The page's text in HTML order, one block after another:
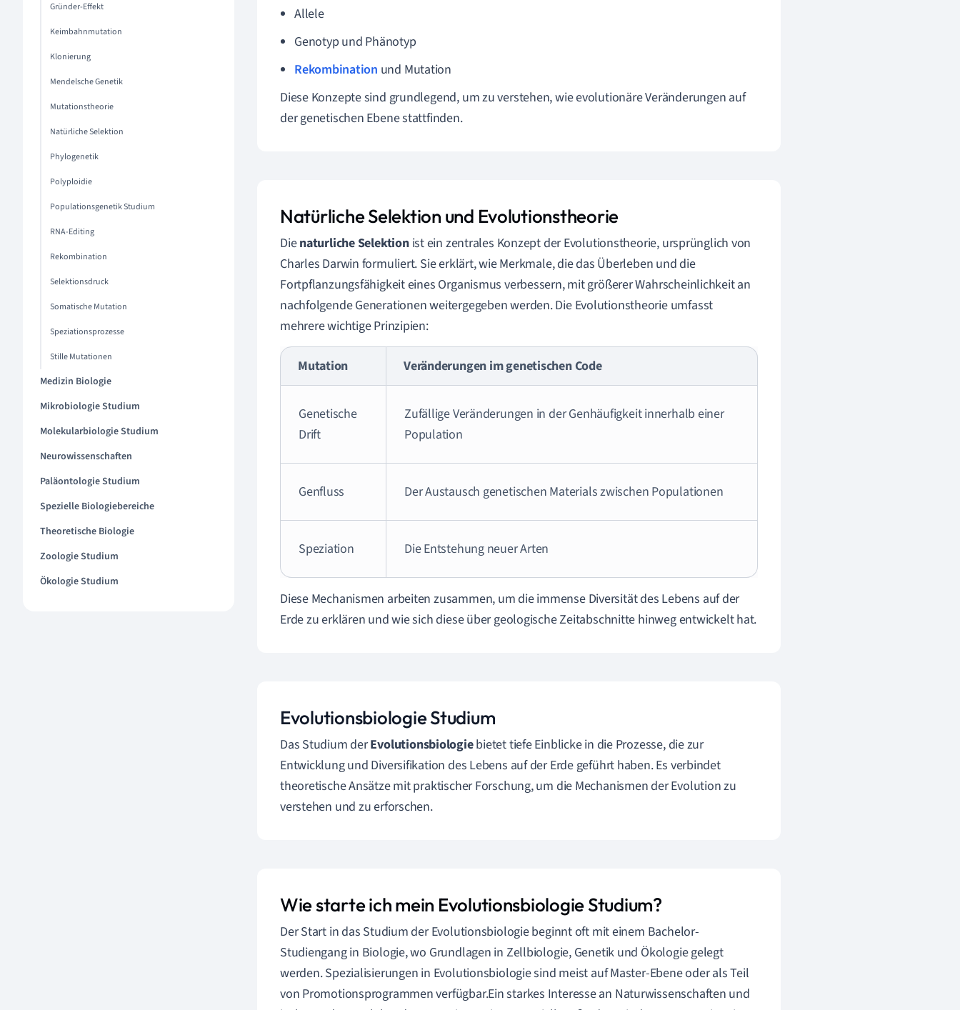
Gründer-Effekt
Keimbahnmutation
Klonierung
Mendelsche Genetik
Mutationstheorie
Natürliche Selektion
Phylogenetik
Polyploidie
Populationsgenetik Studium
RNA-Editing
Rekombination
Selektionsdruck
Somatische Mutation
Speziationsprozesse
Stille Mutationen
Medizin Biologie
Mikrobiologie Studium
Molekularbiologie Studium
Neurowissenschaften
Paläontologie Studium
Spezielle Biologiebereiche
Theoretische Biologie
Zoologie Studium
Ökologie Studium
Allele
Genotyp und Phänotyp
Rekombination und Mutation
Diese Konzepte sind grundlegend, um zu verstehen, wie evolutionäre Veränderungen auf
der genetischen Ebene stattfinden.
Natürliche Selektion und Evolutionstheorie
Dienaturliche Selektionist ein zentrales Konzept der Evolutionstheorie, ursprünglich von
Charles Darwin formuliert. Sie erklärt, wie Merkmale, die das Überleben und die
Fortpflanzungsfähigkeit eines Organismus verbessern, mit größerer Wahrscheinlichkeit an
nachfolgende Generationen weitergegeben werden. Die Evolutionstheorie umfasst
mehrere wichtige Prinzipien:
Mutation Veränderungen im genetischen Code
Genetische
Drift
Zufällige Veränderungen in der Genhäufigkeit innerhalb einer
Population
Genfluss Der Austausch genetischen Materials zwischen Populationen
Speziation Die Entstehung neuer Arten
Diese Mechanismen arbeiten zusammen, um die immense Diversität des Lebens auf der
Erde zu erklären und wie sich diese über geologische Zeitabschnitte hinweg entwickelt hat.
Evolutionsbiologie Studium
Das Studium derEvolutionsbiologiebietet tiefe Einblicke in die Prozesse, die zur
Entwicklung und Diversifikation des Lebens auf der Erde geführt haben. Es verbindet
theoretische Ansätze mit praktischer Forschung, um die Mechanismen der Evolution zu
verstehen und zu erforschen.
Wie starte ich mein Evolutionsbiologie Studium?
Der Start in das Studium der Evolutionsbiologie beginnt oft mit einem Bachelor-
Studiengang in Biologie, wo Grundlagen in Zellbiologie, Genetik und Ökologie gelegt
werden. Spezialisierungen in Evolutionsbiologie sind meist auf Master-Ebene oder als Teil
von Promotionsprogrammen verfügbar.Ein starkes Interesse an Naturwissenschaften und